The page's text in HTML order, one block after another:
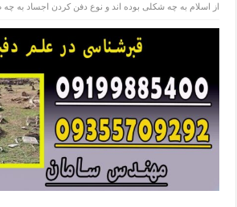
از اسلام به چه شکلی بوده اند و نوع دفن کردن اجساد به